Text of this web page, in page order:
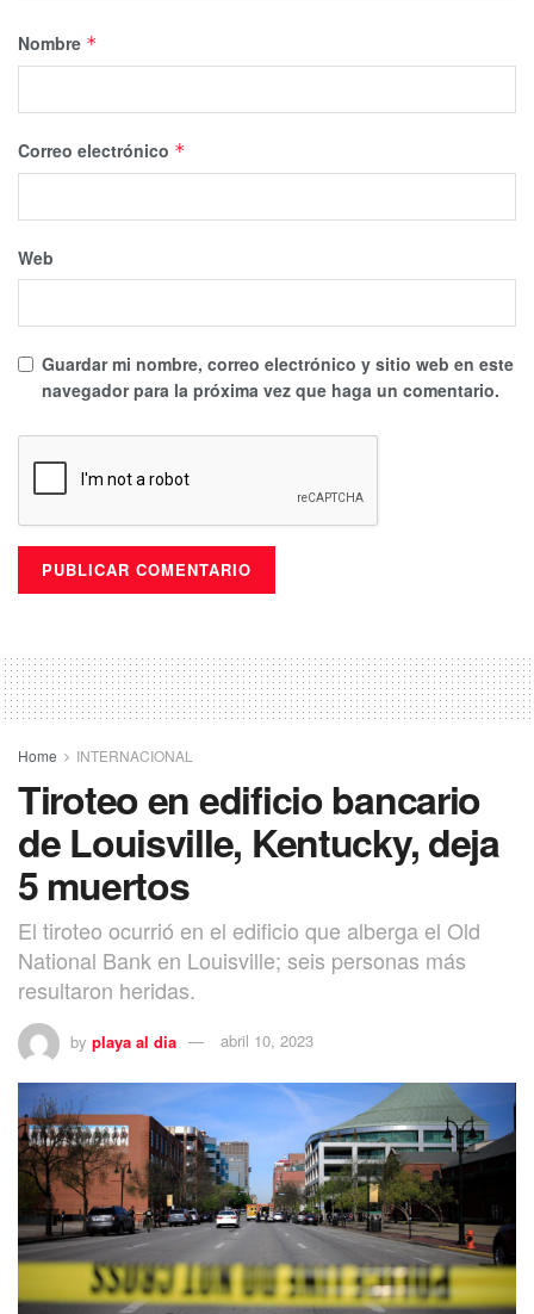
Nombre *
Correo electrónico *
Web
Guardar mi nombre, correo electrónico y sitio web en este
navegador para la próxima vez que haga un comentario.
Home INTERNACIONAL
Tiroteo en edificio bancario
de Louisville, Kentucky, deja
5 muertos
El tiroteo ocurrió en el edificio que alberga el Old
National Bank en Louisville; seis personas más
resultaron heridas.
by playa al dia abril 10, 2023